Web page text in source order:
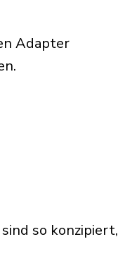
Adapter
so konzipiert,